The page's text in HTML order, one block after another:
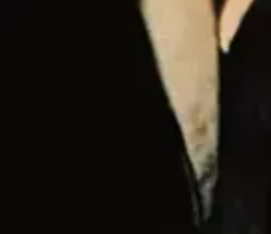
صورة قديمة للسيد هاشم الحداد
في أحد شوارع كربلاء